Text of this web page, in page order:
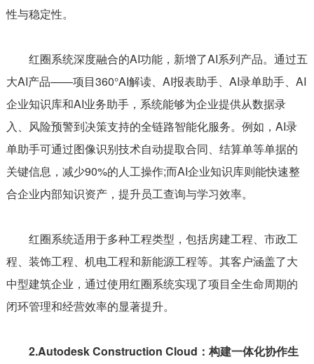
性与稳定性。
红圈系统深度融合的AI功能，新增了AI系列产品。通过五
大AI产品——项目360°AI解读、AI报表助手、AI录单助手、AI
企业知识库和AI业务助手，系统能够为企业提供从数据录
入、风险预警到决策支持的全链路智能化服务。例如，AI录
单助手可通过图像识别技术自动提取合同、结算单等单据的
关键信息，减少90%的人工操作;而AI企业知识库则能快速整
合企业内部知识资产，提升员工查询与学习效率。
红圈系统适用于多种工程类型，包括房建工程、市政工
程、装饰工程、机电工程和新能源工程等。其客户涵盖了大
中型建筑企业，通过使用红圈系统实现了项目全生命周期的
闭环管理和经营效率的显著提升。
2.Autodesk Construction Cloud：构建一体化协作生